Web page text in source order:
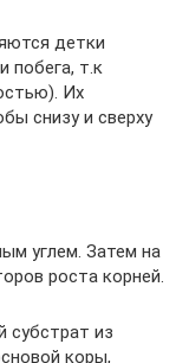
детки
побега, т.к
Их
снизу и сверху
углем. Затем на
роста корней.
субстрат из
коры,